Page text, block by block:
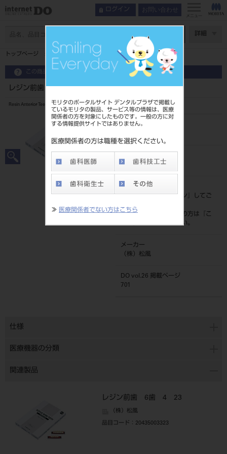
モリタのポータルサイト デンタルプラザで掲載し
ているモリタの製品、サービス等の情報は、医療
関係者の方を対象にしたものです。一般の方に対
する情報提供サイトではありません。
医療関係者の方は職種を選択ください。
≫ 医療関係者でない方はこちら
ログイン お問い合わせ
メニュー
詳細
トップページ レジン前歯 6歯 56 23
この商品に関するお問い合わせ
レジン前歯 6歯 56 23
Resin Anterior Teeth
品目コード
4548162007834
標準価格
価格の確認は『ログイン
』してご
ネット会員登録がまだの方は『
こ
ちら』より登録ください。
メーカー
（株）松風
DO vol.26 掲載ページ
701
仕様
医療機器の分類
関連製品
レジン前歯 6歯 4 23
（株）松風
品目コード ：20435003323